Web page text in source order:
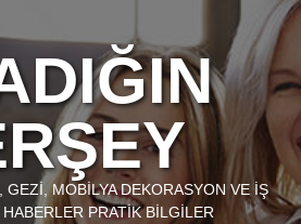
MOBILYA DEKORASYON VE İŞ
PRATIK BILGILER